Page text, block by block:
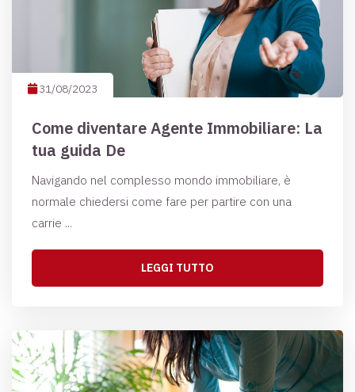
31/08/2023
Come diventare Agente Immobiliare: La
tua guida De
Navigando nel complesso mondo immobiliare, è
normale chiedersi come fare per partire con una
carrie ...
LEGGI TUTTO